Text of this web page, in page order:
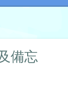
備忘